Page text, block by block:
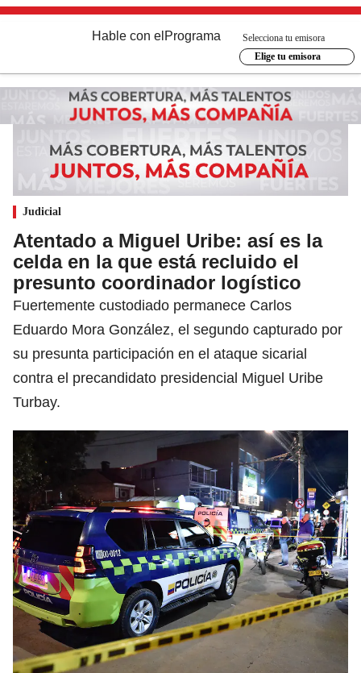
Hable con el Programa
Selecciona tu emisora
Elige tu emisora
Judicial
Atentado a Miguel Uribe: así es la
celda en la que está recluido el
presunto coordinador logístico
Fuertemente custodiado permanece Carlos
Eduardo Mora González, el segundo capturado por
su presunta participación en el ataque sicarial
contra el precandidato presidencial Miguel Uribe
Turbay.